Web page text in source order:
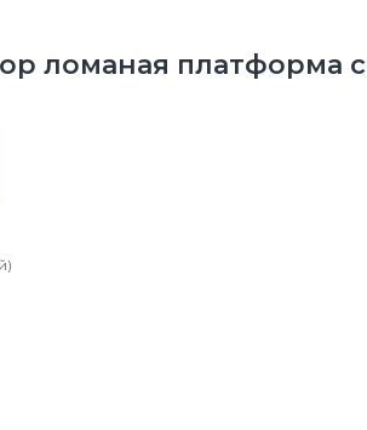
ломаная платформа с